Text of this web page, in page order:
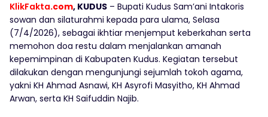
KlikFakta.com, KUDUS – Bupati Kudus Sam’ani Intakoris
sowan dan silaturahmi kepada para ulama, Selasa
(7/4/2026), sebagai ikhtiar menjemput keberkahan serta
memohon doa restu dalam menjalankan amanah
kepemimpinan di Kabupaten Kudus. Kegiatan tersebut
dilakukan dengan mengunjungi sejumlah tokoh agama,
yakni KH Ahmad Asnawi, KH Asyrofi Masyitho, KH Ahmad
Arwan, serta KH Saifuddin Najib.